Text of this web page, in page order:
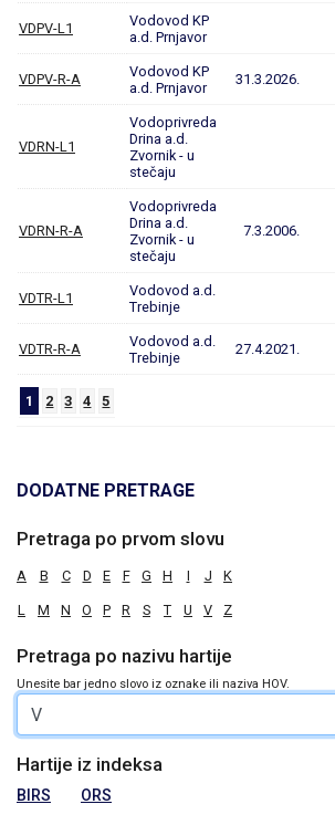
VDPV-L1
Vodovod KP
a.d. Prnjavor
VDPV-R-A
Vodovod KP
a.d. Prnjavor
31.3.2026.
VDRN-L1
Vodoprivreda
Drina a.d.
Zvornik - u
stečaju
VDRN-R-A
Vodoprivreda
Drina a.d.
Zvornik - u
stečaju
7.3.2006.
VDTR-L1
Vodovod a.d.
Trebinje
VDTR-R-A
Vodovod a.d.
Trebinje
27.4.2021.
1 2 3 4 5
DODATNE PRETRAGE
Pretraga po prvom slovu
A B C D E F G H I J K
L M N O P R S T U V Z
Pretraga po nazivu hartije
Unesite bar jedno slovo iz oznake ili naziva HOV.
Hartije iz indeksa
BIRS ORS